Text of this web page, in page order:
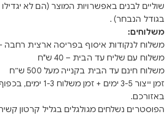
שוליים לבנים באפשרויות המוצר (הם לא
בגודל הנבחר) .
משלוחים:
משלוח לנקודות איסוף בפריסה ארצית רחבה – 15
משלוח עם שליח עד הבית – 40 ש"ח
משלוח חינם עד הבית בקנייה מעל 500 ש״ח
זמן ייצור 3-5 ימים
באזורכם.
הפוסטרים נשלחים מגולגלים בגליל קרטון